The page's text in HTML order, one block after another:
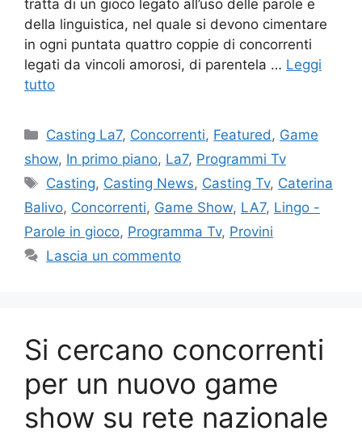
tratta di un gioco legato all’uso delle parole e
della linguistica, nel quale si devono cimentare
in ogni puntata quattro coppie di concorrenti
legati da vincoli amorosi, di parentela … Leggi
tutto
Categorie
Casting La7, Concorrenti, Featured , Game
show, In primo piano, La7, Programmi Tv
Tag
Casting, Casting News, Casting Tv, Caterina
Balivo, Concorrenti, Game Show, LA7, Lingo -
Parole in gioco, Programma Tv, Provini
Lascia un commento
Si cercano concorrenti
per un nuovo game
show su rete nazionale